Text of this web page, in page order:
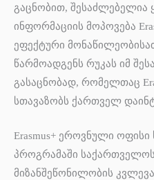
გაცნობით, შესაძლებელია
ინფორმაციის მოპოვება
ეფექტური
წარმოადგენს რუკას იმ
გასაცნობად, რომელთაც
სთავაზობს ქართველ
Erasmus+ ეროვნული ოფისი
პროგრამაში
მიზანშეწონილობის